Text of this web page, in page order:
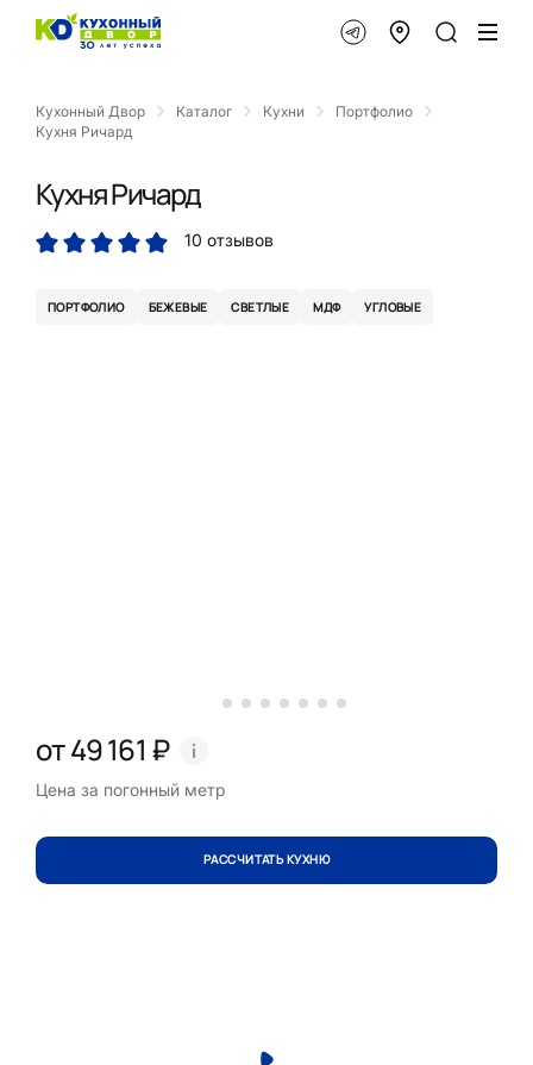
Кухонный Двор Каталог Кухни
Портфолио
Кухня Ричард
Кухня Ричард
10 отзывов
ПОРТФОЛИО БЕЖЕВЫЕ СВЕТЛЫЕ МДФ УГЛОВЫЕ
от 49 161 ₽
Цена за погонный метр
РАССЧИТАТЬ КУХНЮ